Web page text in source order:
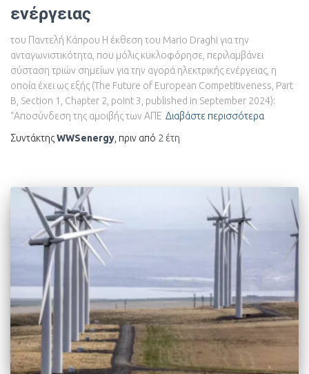
ενέργειας
του Παντελή Κάπρου Η έκθεση του Mario Draghi για την
ανταγωνιστικότητα, που μόλις κυκλοφόρησε, περιλαμβάνει
σύσταση τριών σημείων για την αγορά ηλεκτρικής ενέργειας, η
οποία έχει ως εξής (The Future of European Competitiveness, Part
B, Section 1, Chapter 2, point 3, published in September 2024):
“Αποσύνδεση της αμοιβής των ΑΠΕ Διαβάστε περισσότερα
ΣυντάκτηςWWSenergy , πριν από 2 έτη